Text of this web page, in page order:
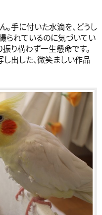
。手に付いた水滴を、どうし
られているのに気づいてい
振り構わず一生懸命です。
出した、微笑ましい作品